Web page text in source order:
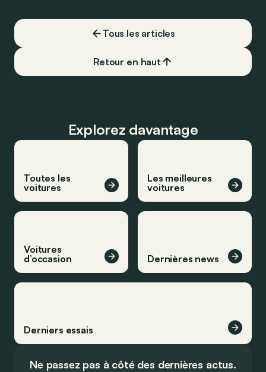
Tous les articles
Retour en haut
Explorez davantage
Toutes les
voitures
Les meilleures
voitures
Voitures
d’occasion
Dernières news
Derniers essais
Ne passez pas à côté des dernières actus.